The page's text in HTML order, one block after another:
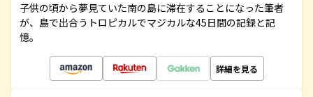
子供の頃から夢見ていた南の島に滞在することになった筆者
が、島で出合うトロピカルでマジカルな45日間の記録と記
憶。
詳細を見る